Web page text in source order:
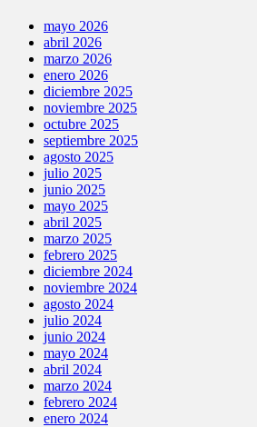
mayo 2026
abril 2026
marzo 2026
enero 2026
diciembre 2025
noviembre 2025
octubre 2025
septiembre 2025
agosto 2025
julio 2025
junio 2025
mayo 2025
abril 2025
marzo 2025
febrero 2025
diciembre 2024
noviembre 2024
agosto 2024
julio 2024
junio 2024
mayo 2024
abril 2024
marzo 2024
febrero 2024
enero 2024